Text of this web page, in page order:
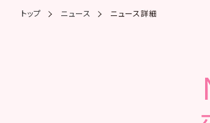
トップ ニュース ニュース詳細